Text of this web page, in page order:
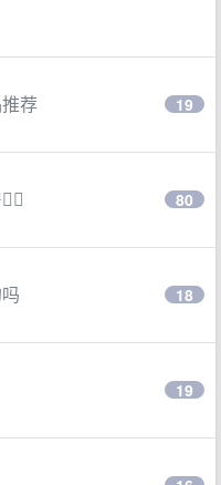
荐 19
80
18
19